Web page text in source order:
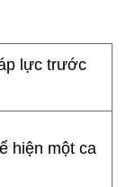
hiện một ca